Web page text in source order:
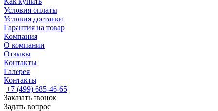
Условия оплаты
Условия доставки
Гарантия на товар
Компания
О компании
Отзывы
Контакты
Галерея
Контакты
+7 (499) 685-46-65
Заказать звонок
Задать вопрос